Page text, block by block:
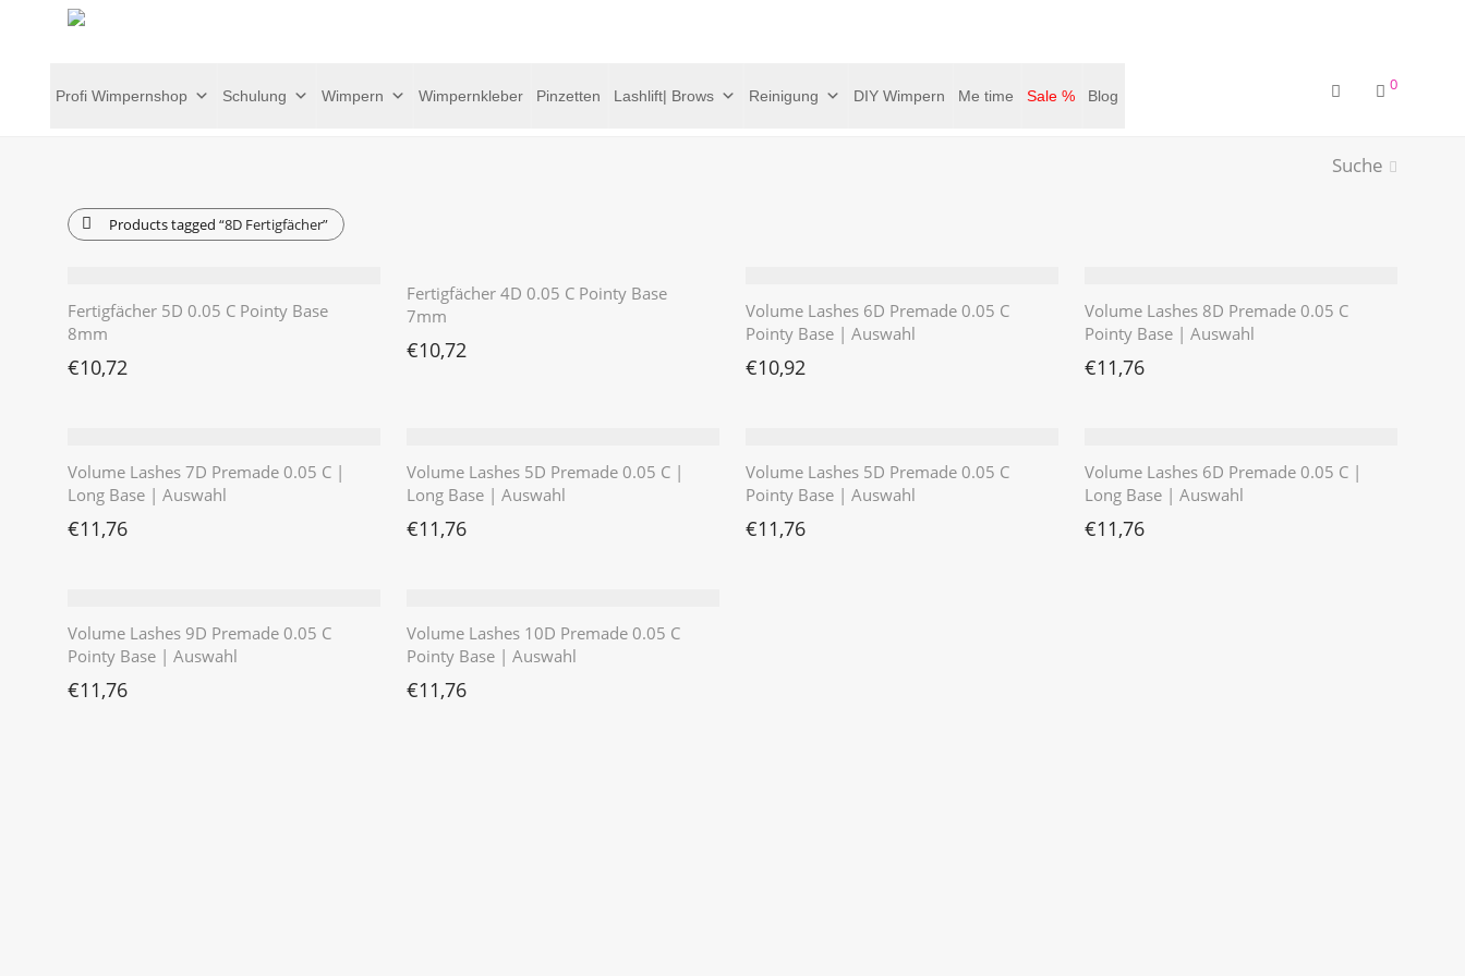
Profi Wimpernshop Schulung Wimpern Wimpernkleber Pinzetten Lashlift| Brows Reinigung DIY Wimpern Me time Sale % Blog
0
Suche
Products tagged “8D Fertigfächer”
Fertigfächer 5D 0.05 C Pointy Base
8mm
€10,72
Fertigfächer 4D 0.05 C Pointy Base
7mm
€10,72
Volume Lashes 6D Premade 0.05 C
Pointy Base | Auswahl
€10,92
Volume Lashes 8D Premade 0.05 C
Pointy Base | Auswahl
€11,76
Volume Lashes 7D Premade 0.05 C |
Long Base | Auswahl
€11,76
Volume Lashes 5D Premade 0.05 C |
Long Base | Auswahl
€11,76
Volume Lashes 5D Premade 0.05 C
Pointy Base | Auswahl
€11,76
Volume Lashes 6D Premade 0.05 C |
Long Base | Auswahl
€11,76
Volume Lashes 9D Premade 0.05 C
Pointy Base | Auswahl
€11,76
Volume Lashes 10D Premade 0.05 C
Pointy Base | Auswahl
€11,76